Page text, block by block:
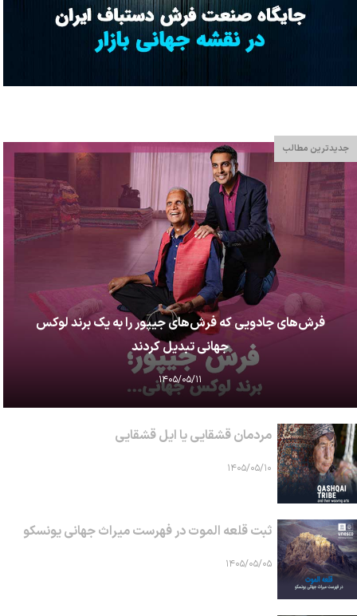
جدیدترین مطالب
فرش‌های جادویی که فرش‌های جیپور را به یک برند لوکس
جهانی تبدیل کردند
۱۴۰۵/۰۵/۱۱
مردمان قشقایی یا ایل قشقایی
۱۴۰۵/۰۵/۱۰
ثبت قلعه الموت در فهرست میراث جهانی یونسکو
۱۴۰۵/۰۵/۰۵